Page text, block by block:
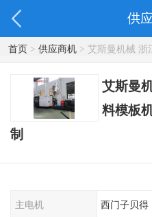
供
首页> 供应商机> 艾斯曼机械 浙
好 PLC触摸屏控制
艾斯曼
料模板
制
主电机 西门子贝得